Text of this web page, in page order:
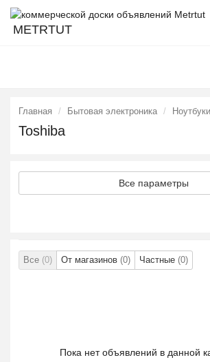
METRTUT
Главная Бытовая электроника Ноутбуки
Toshiba
Все параметры
Все (0) От магазинов (0) Частные (0)
Пока нет объявлений в данной